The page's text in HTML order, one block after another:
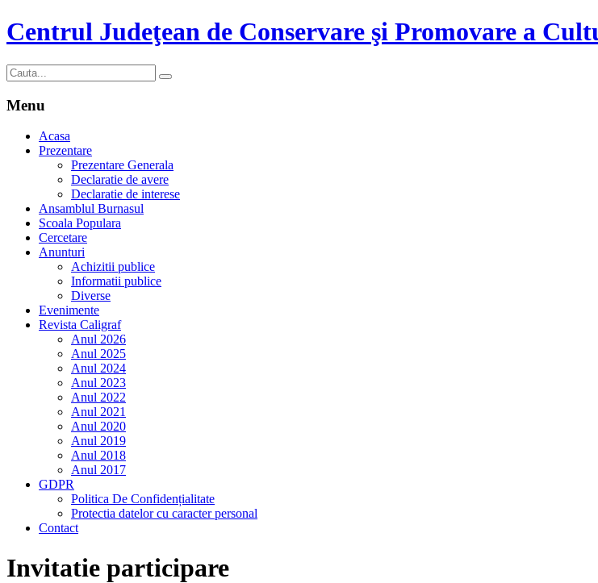
Centrul Judeţean de Conservare şi Promovare a
Menu
Acasa
Prezentare
Prezentare Generala
Declaratie de avere
Declaratie de interese
Ansamblul Burnasul
Scoala Populara
Cercetare
Anunturi
Achizitii publice
Informatii publice
Diverse
Evenimente
Revista Caligraf
Anul 2026
Anul 2025
Anul 2024
Anul 2023
Anul 2022
Anul 2021
Anul 2020
Anul 2019
Anul 2018
Anul 2017
GDPR
Politica De Confidențialitate
Protectia datelor cu caracter personal
Contact
Invitatie participare